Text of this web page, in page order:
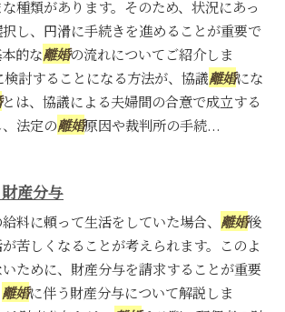
種類があります。そのため、状況にあっ
し、円滑に手続きを進めることが重要で
的な離婚の流れについてご紹介しま
検討することになる方法が、協議離婚にな
とは、協議による夫婦間の合意で成立する
法定の離婚原因や裁判所の手続...
産分与
料に頼って生活をしていた場合、 離婚後
苦しくなることが考えられます。このよ
ために、財産分与を請求することが重要
離婚に伴う財産分与について解説しま